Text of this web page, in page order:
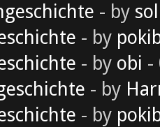
- by
- by
- by obi -
- by
- by